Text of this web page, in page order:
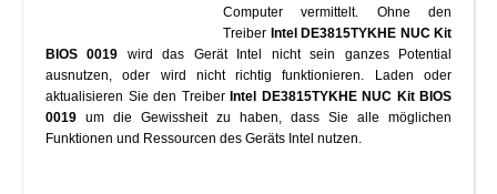
Computer vermittelt. Ohne den
Treiber Intel DE3815TYKHE NUC Kit
BIOS 0019 wird das Gerät Intel nicht sein ganzes Potential
ausnutzen, oder wird nicht richtig funktionieren. Laden oder
aktualisieren Sie den Treiber Intel DE3815TYKHE NUC Kit BIOS
0019 um die Gewissheit zu haben, dass Sie alle möglichen
Funktionen und Ressourcen des Geräts Intel nutzen.